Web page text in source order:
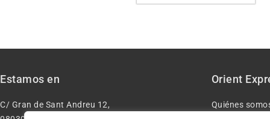
Estamos en
C/ Gran de Sant Andreu 12,
Orient
Quiénes